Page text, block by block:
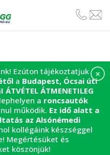
×
Ezúton tájékoztatjuk
a Budapest, Ócsai úti
ÁTVÉTEL ÁTMENETILEG
a roncsautók
működik. Ez idő alatt a
az Alsónémedi
kollégáink készséggel
Megértésüket és
köszönjük!